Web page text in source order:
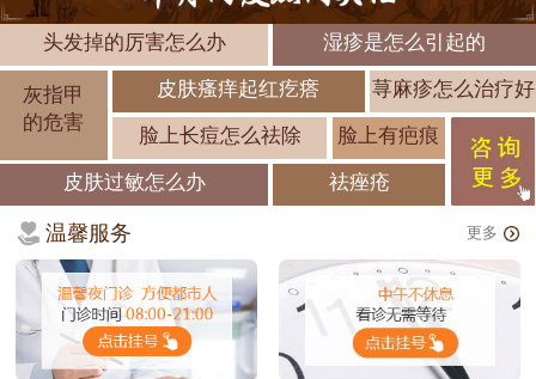
头发掉的厉害怎么办 湿疹是怎么引起的
灰指甲
的危害
皮肤瘙痒起红疙瘩 荨麻疹怎么治疗好
脸上长痘怎么祛除 脸上有疤痕
皮肤过敏怎么办 祛痤疮
温馨服务 更多